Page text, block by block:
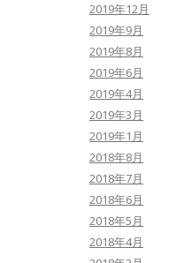
2019年12月
2019年9月
2019年8月
2019年6月
2019年4月
2019年3月
2019年1月
2018年8月
2018年7月
2018年6月
2018年5月
2018年4月